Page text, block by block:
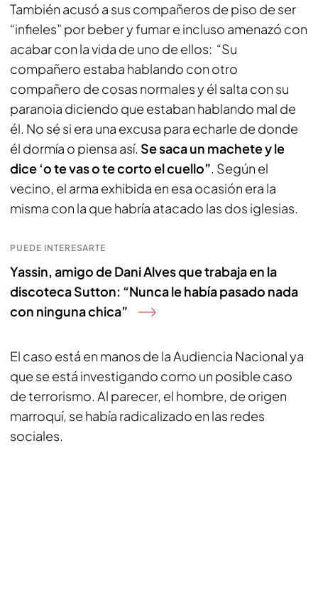
También acusó a sus compañeros de piso de ser
“infieles” por beber y fumar e incluso amenazó con
acabar con la vida de uno de ellos: “Su
compañero estaba hablando con otro
compañero de cosas normales y él salta con su
paranoia diciendo que estaban hablando mal de
él. No sé si era una excusa para echarle de donde
él dormía o piensa así. Se saca un machete y le
dice ‘o te vas o te corto el cuello”. Según el
vecino, el arma exhibida en esa ocasión era la
misma con la que habría atacado las dos iglesias.
PUEDE INTERESARTE
Yassin, amigo de Dani Alves que trabaja en la
discoteca Sutton: “Nunca le había pasado nada
con ninguna chica”
El caso está en manos de la Audiencia Nacional ya
que se está investigando como un posible caso
de terrorismo. Al parecer, el hombre, de origen
marroquí, se había radicalizado en las redes
sociales.